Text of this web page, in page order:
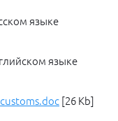
языке
языке
customs.doc [26 Kb]